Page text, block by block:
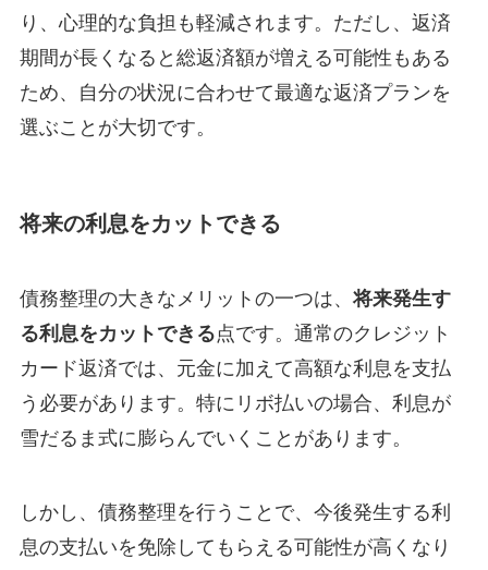
り、心理的な負担も軽減されます。ただし、返済
期間が長くなると総返済額が増える可能性もある
ため、自分の状況に合わせて最適な返済プランを
選ぶことが大切です。
将来の利息をカットできる
債務整理の大きなメリットの一つは、 将来発生す
る利息をカットできる点です。通常のクレジット
カード返済では、元金に加えて高額な利息を支払
う必要があります。特にリボ払いの場合、利息が
雪だるま式に膨らんでいくことがあります。
しかし、債務整理を行うことで、今後発生する利
息の支払いを免除してもらえる可能性が高くなり